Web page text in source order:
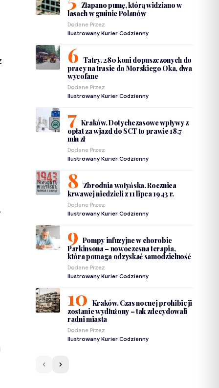
Złapano pumę, którą widziano w
lasach w gminie Polanów
Dodane Przez
Ilustrowany Kurier Codzienny
Tatry. 280 koni dopuszczonych do
pracy na trasie do Morskiego Oka, dwa
wycofane
Dodane Przez
Ilustrowany Kurier Codzienny
Kraków. Dotychczasowe wpływy z
opłat za wjazd do SCT to prawie 18,7
mln zł
Dodane Przez
Ilustrowany Kurier Codzienny
Zbrodnia wołyńska. Rocznica
krwawej niedzieli z 11 lipca 1943 r.
Dodane Przez
Ilustrowany Kurier Codzienny
Pompy infuzyjne w chorobie
Parkinsona – nowoczesna terapia,
która pomaga odzyskać samodzielność
Dodane Przez
Ilustrowany Kurier Codzienny
Kraków. Czas nocnej prohibicji
zostanie wydłużony – tak zdecydowali
radni miasta
Dodane Przez
Ilustrowany Kurier Codzienny